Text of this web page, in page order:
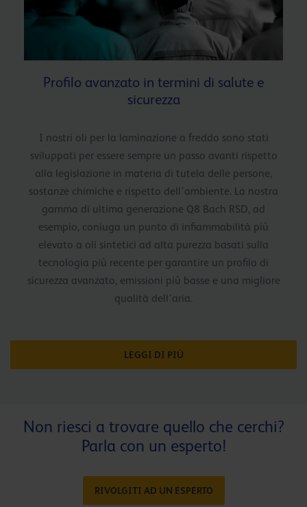
Profilo avanzato in termini di salute e
sicurezza
I nostri oli per la laminazione a freddo sono stati
sviluppati per essere sempre un passo avanti rispetto
alla legislazione in materia di tutela delle persone,
sostanze chimiche e rispetto dell’ambiente. La nostra
gamma di ultima generazione Q8 Bach RSD, ad
esempio, coniuga un punto di infiammabilità più
elevato a oli sintetici ad alta purezza basati sulla
tecnologia più recente per garantire un profilo di
sicurezza avanzato, emissioni più basse e una migliore
qualità dell’aria.
LEGGI DI PIÙ
Non riesci a trovare quello che cerchi?
Parla con un esperto!
RIVOLGITI AD UN ESPERTO